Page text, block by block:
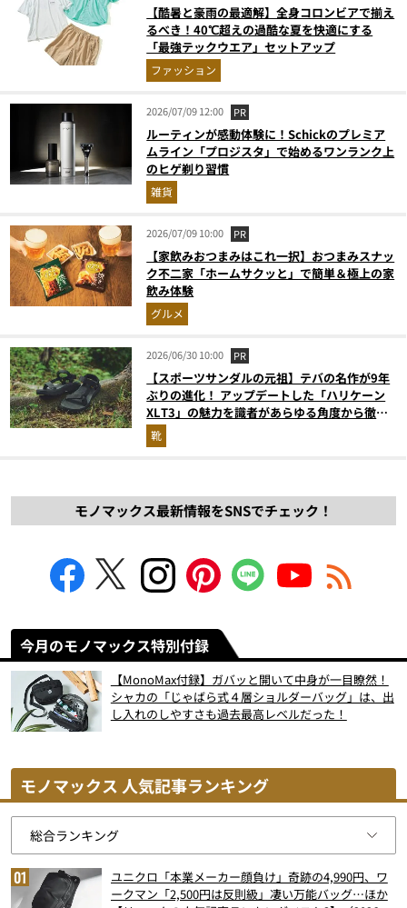
【酷暑と豪雨の最適解】全身コロンビアで揃え
るべき！40℃超えの過酷な夏を快適にする
「最強テックウエア」セットアップ
ファッション
2026/07/09 12:00 PR
ルーティンが感動体験に！Schickのプレミア
ムライン「プロジスタ」で始めるワンランク上
のヒゲ剃り習慣
雑貨
2026/07/09 10:00 PR
【家飲みおつまみはこれ一択】おつまみスナッ
ク不二家「ホームサクッと」で簡単＆極上の家
飲み体験
グルメ
2026/06/30 10:00 PR
【スポーツサンダルの元祖】テバの名作が9年
ぶりの進化！ アップデートした「ハリケーン
XLT3」の魅力を識者があらゆる角度から徹底
解説！
靴
モノマックス最新情報をSNSでチェック！
今月のモノマックス特別付録
【MonoMax付録】ガバッと開いて中身が一目瞭然！
シャカの「じゃばら式４層ショルダーバッグ」は、出
し入れのしやすさも過去最高レベルだった！
モノマックス 人気記事ランキング
ユニクロ「本業メーカー顔負け」奇跡の4,990円、ワ
ークマン「2,500円は反則級」凄い万能バッグ…ほか